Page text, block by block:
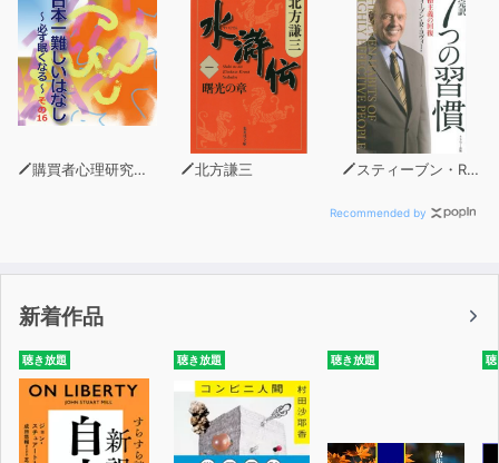
購買者心理研究所 株式会社モデンナ 顧問 青木幹和 北方謙三 スティーブン・R・コヴィー
Recommended by
新着作品
聴き放題 聴き放題 聴き放題 聴